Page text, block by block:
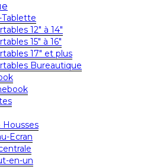
12″ à 14″
15″ à 16″
17″ et plus
Bureautique
Housses
Ecran
en-un